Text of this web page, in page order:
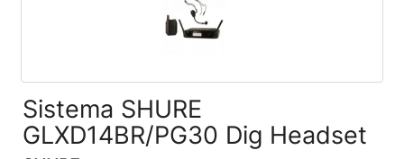
Sistema SHURE
GLXD14BR/PG30 Dig Headset